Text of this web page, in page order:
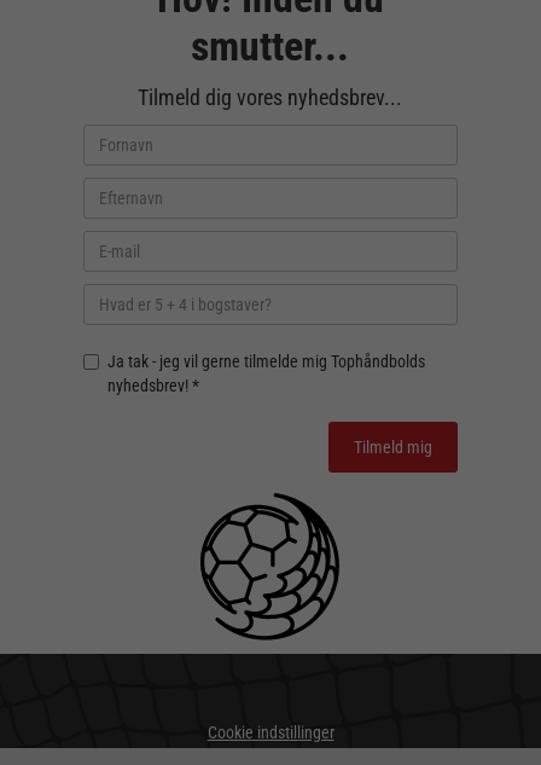
smutter...
Tilmeld dig vores nyhedsbrev...
Ja tak - jeg vil gerne tilmelde mig Tophåndbolds
nyhedsbrev! *
Cookie indstillinger